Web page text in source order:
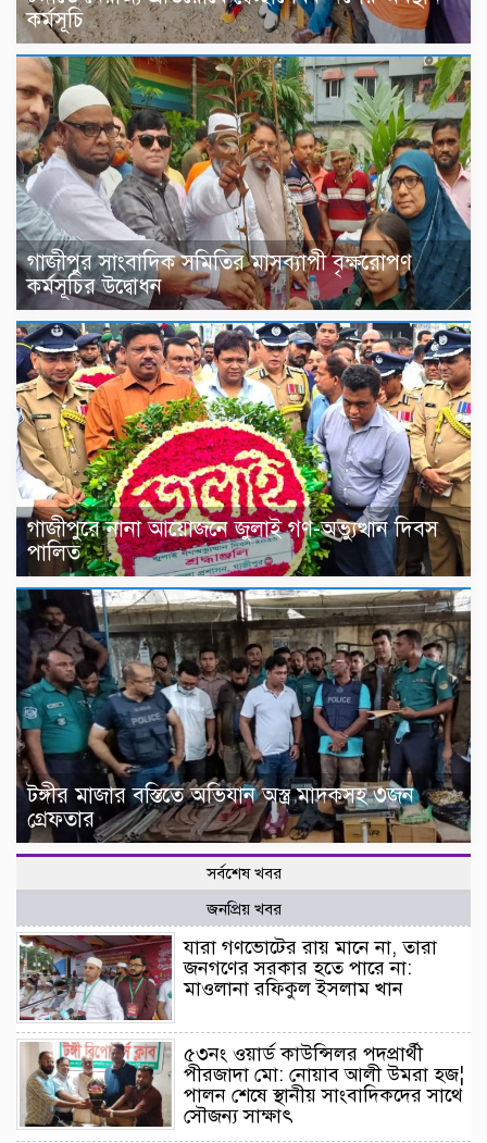
কর্মসূচি
গাজীপুর সাংবাদিক সমিতির মাসব্যাপী বৃক্ষরোপণ
কর্মসূচির উদ্বোধন
গাজীপুরে নানা আয়োজনে জুলাই গণ-অভ্যুত্থান দিবস
পালিত
টঙ্গীর মাজার বস্তিতে অভিযান অস্ত্র মাদকসহ ৩জন
গ্রেফতার
সর্বশেষ খবর
জনপ্রিয় খবর
যারা গণভোটের রায় মানে না, তারা
জনগণের সরকার হতে পারে না:
মাওলানা রফিকুল ইসলাম খান
৫৩নং ওয়ার্ড কাউন্সিলর পদপ্রার্থী
পীরজাদা মো: নোয়াব আলী উমরা হজ¦
পালন শেষে স্থানীয় সাংবাদিকদের সাথে
সৌজন্য সাক্ষাৎ